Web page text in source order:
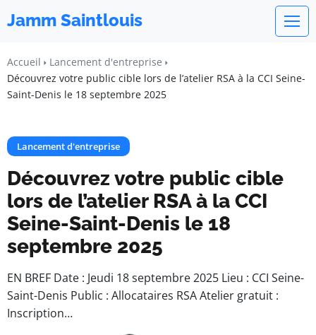
Jamm Saintlouis
Accueil
Lancement d'entreprise
Découvrez votre public cible lors de l’atelier RSA à la CCI Seine-
Saint-Denis le 18 septembre 2025
Lancement d'entreprise
Découvrez votre public cible
lors de l’atelier RSA à la CCI
Seine-Saint-Denis le 18
septembre 2025
EN BREF Date : Jeudi 18 septembre 2025 Lieu : CCI Seine-
Saint-Denis Public : Allocataires RSA Atelier gratuit :
Inscription…